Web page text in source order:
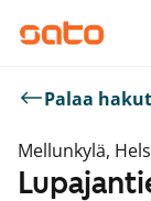
Palaa
Mellunkylä,